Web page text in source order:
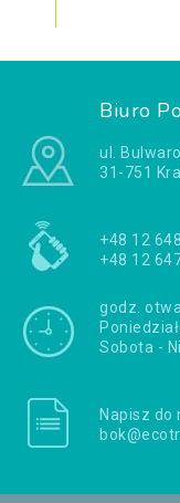
Biuro
ul.
31-751
+48 12
+48 12
godz.
Sobota -
Napisz do